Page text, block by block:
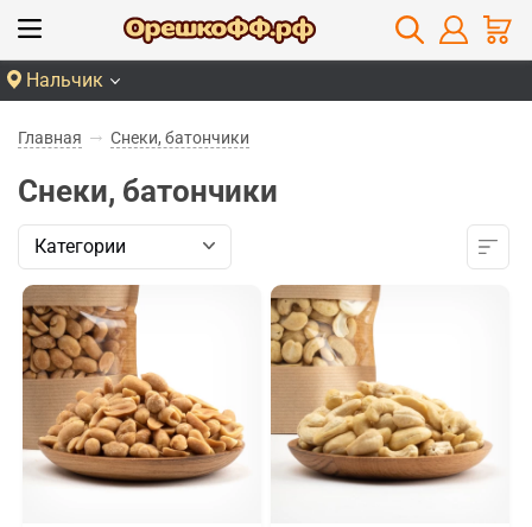
Нальчик
Главная Снеки, батончики
Снеки, батончики
Категории